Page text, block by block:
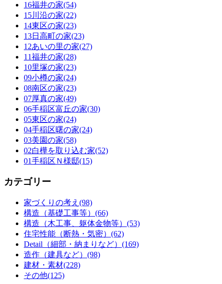
16福井の家(54)
15川沿の家(22)
14東区の家(23)
13日高町の家(23)
12あいの里の家(27)
11福井の家(28)
10里塚の家(23)
09小樽の家(24)
08南区の家(23)
07厚真の家(49)
06手稲区富丘の家(30)
05東区の家(24)
04手稲区曙の家(24)
03美園の家(58)
02白樺を取り込む家(52)
01手稲区Ｎ様邸(15)
カテゴリー
家づくりの考え(98)
構造（基礎工事等）(66)
構造（木工事、躯体金物等）(53)
住宅性能（断熱・気密）(62)
Detail（細部・納まりなど）(169)
造作（建具など）(98)
建材・素材(228)
その他(125)